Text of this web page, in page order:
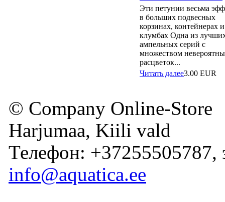
Эти петунии весьма
в больших подвесных
корзинах, контейнерах
клумбах Одна из
ампельных серий с
множеством
расцветок...
Читать далее3.00 EUR
© Company Online-Store
Harjumaa, Kiili vald
Телефон: +37255505787,
info@aquatica.ee